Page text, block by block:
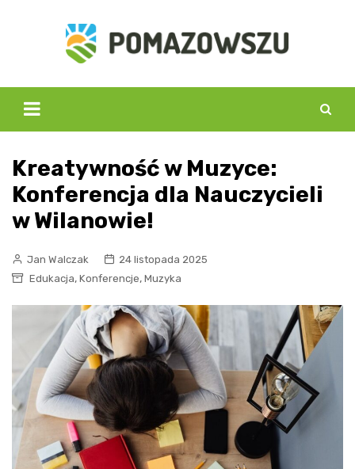
Kreatywność w Muzyce:
Konferencja dla Nauczycieli
w Wilanowie!
Jan Walczak
24 listopada 2025
Edukacja, Konferencje, Muzyka